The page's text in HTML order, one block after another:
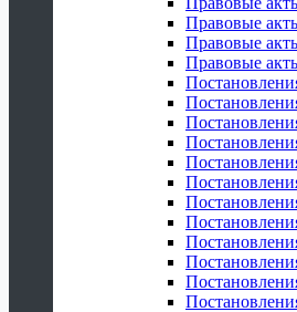
Правовые
Правовые
Правовые